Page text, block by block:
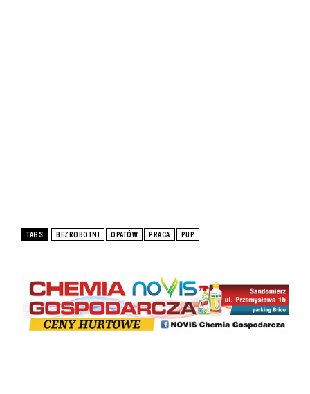
TAGS BEZROBOTNI OPATÓW PRACA PUP